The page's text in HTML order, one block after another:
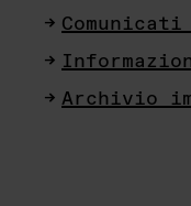
Comunicati
Archivio